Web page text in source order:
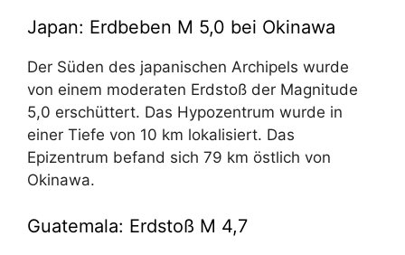
Japan: Erdbeben M 5,0 bei Okinawa
Der Süden des japanischen Archipels wurde
von einem moderaten Erdstoß der Magnitude
5,0 erschüttert. Das Hypozentrum wurde in
einer Tiefe von 10 km lokalisiert. Das
Epizentrum befand sich 79 km östlich von
Okinawa.
Guatemala: Erdstoß M 4,7